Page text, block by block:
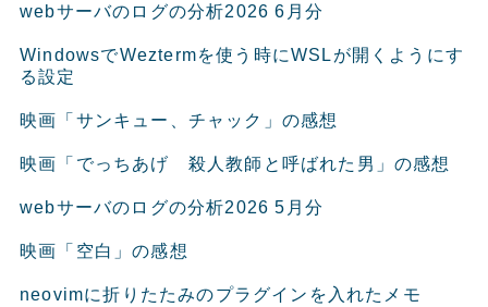
webサーバのログの分析2026 6月分
WindowsでWeztermを使う時にWSLが開くようにす
る設定
映画「サンキュー、チャック」の感想
映画「でっちあげ 殺人教師と呼ばれた男」の感想
webサーバのログの分析2026 5月分
映画「空白」の感想
neovimに折りたたみのプラグインを入れたメモ